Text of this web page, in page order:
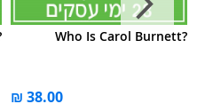
Who Is Carol Burnett?